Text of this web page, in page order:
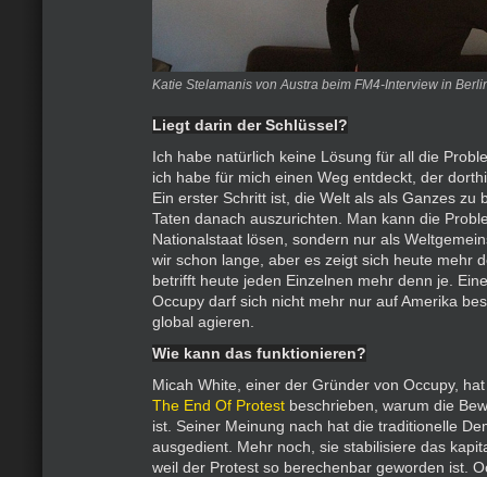
Katie Stelamanis von Austra beim FM4-Interview in
Liegt darin der Schlüssel?
Ich habe natürlich keine Lösung für all die
ich habe für mich einen Weg entdeckt, der
Ein erster Schritt ist, die Welt als als Ganzes zu
Taten danach auszurichten. Man kann die
Nationalstaat lösen, sondern nur als
wir schon lange, aber es zeigt sich heute mehr
betrifft heute jeden Einzelnen mehr denn je.
Occupy darf sich nicht mehr nur auf Amerika
global agieren.
Wie kann das funktionieren?
Micah White, einer der Gründer von Occupy,
The End Of Protest beschrieben, warum die
ist. Seiner Meinung nach hat die traditionelle
ausgedient. Mehr noch, sie stabilisiere das
weil der Protest so berechenbar geworden ist.